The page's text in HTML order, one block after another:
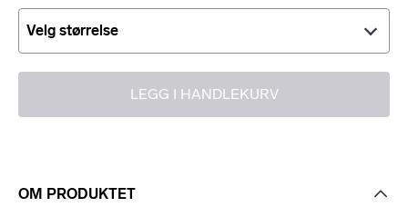
Velg størrelse
LEGG I HANDLEKURV
OM PRODUKTET